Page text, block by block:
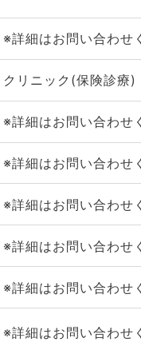
※詳細はお問い合わせ
クリニック(保険診療)
※詳細はお問い合わせ
※詳細はお問い合わせ
※詳細はお問い合わせ
※詳細はお問い合わせ
※詳細はお問い合わせ
※詳細はお問い合わせ